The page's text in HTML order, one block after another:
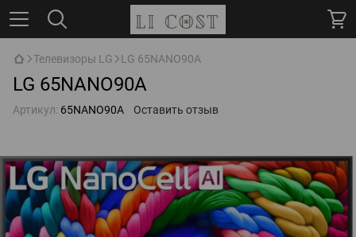
Телевизоры LG LG 65NANO90A
LG 65NANO90A
Артикул: 65NANO90A Оставить отзыв